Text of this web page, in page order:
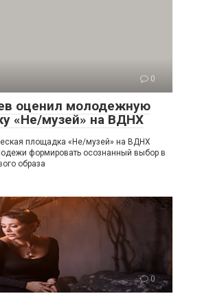
0
оценил молодежную
«Не/музей» на ВДНХ
площадка «Не/музей» на ВДНХ
формировать осознанный выбор в
образа
0